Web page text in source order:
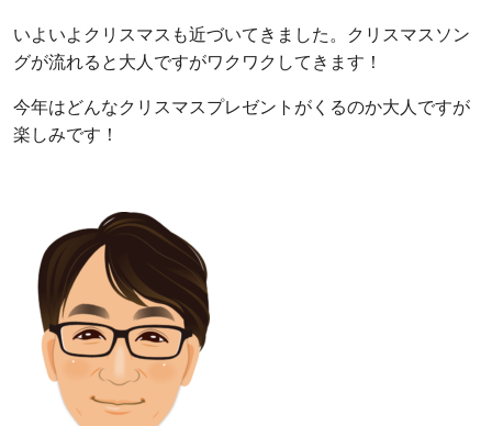
いよいよクリスマスも近づいてきました。クリスマスソン
グが流れると大人ですがワクワクしてきます！
今年はどんなクリスマスプレゼントがくるのか大人ですが
楽しみです！